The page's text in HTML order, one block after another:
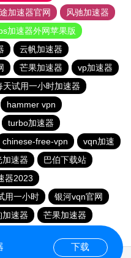
加速器官网
风驰加速器
加速器外网苹果版
云帆加速器
芒果加速器
vp加速器
天试用一小时加速器
hammer vpn
turbo加速器
chinese-free-vpn
vqn加速
加速器
巴伯下载站
器2023
用一小时
银河vqn官网
加速器
芒果加速器
下载